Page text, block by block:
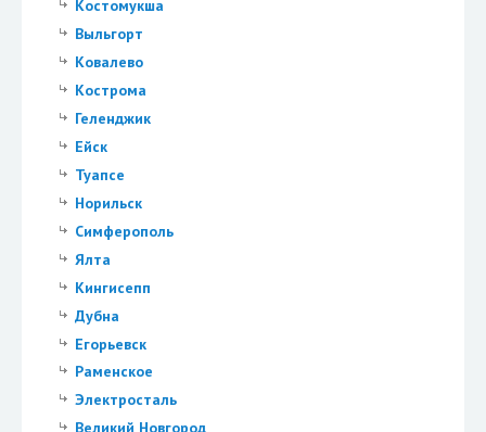
Костомукша
Выльгорт
Ковалево
Кострома
Геленджик
Ейск
Туапсе
Норильск
Симферополь
Ялта
Кингисепп
Дубна
Егорьевск
Раменское
Электросталь